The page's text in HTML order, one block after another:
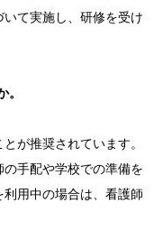
て実施し、研修を受け
が推奨されています。
手配や学校での準備を
用中の場合は、看護師